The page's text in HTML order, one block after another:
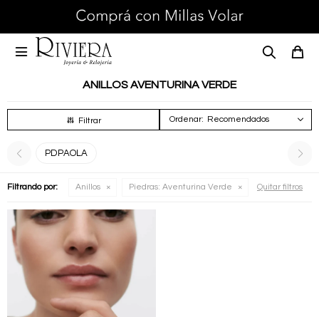

ANILLOS AVENTURINA VERDE
Recomendados
PDPAOLA
Filtrando por: Anillos Piedras: Aventurina Verde Quitar filtros